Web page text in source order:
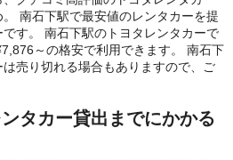
南石下駅で最安値のレンタカーを提
す。 南石下駅のトヨタレンタカーで
～の格安で利用できます。 南石下
売り切れる場合もありますので、ご
タカー貸出までにかかる